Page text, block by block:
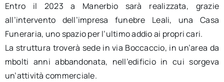
Entro il 2023 a Manerbio sarà realizzata, grazie
all’intervento dell’impresa funebre Leali, una Casa
Funeraria, uno spazio per l’ultimo addio ai propri cari.
La struttura troverà sede in via Boccaccio, in un’area da
mbolti anni abbandonata, nell’edificio in cui sorgeva
un’attività commerciale.